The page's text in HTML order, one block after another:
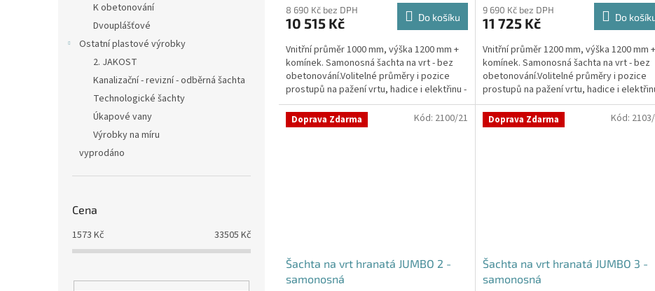
K obetonování
Dvouplášťové
Ostatní plastové výrobky
2. JAKOST
Kanalizační - revizní - odběrná šachta
Technologické šachty
Úkapové vany
Výrobky na míru
vyprodáno
Cena
1573 Kč 33505 Kč
produktu
je
z
5
hvězdiček.
8 690 Kč bez DPH
10 515 Kč Do košíku
Vnitřní průměr 1000 mm, výška 1200 mm +
komínek. Samonosná šachta na vrt - bez
obetonování.Volitelné průměry i pozice
prostupů na pažení vrtu, hadice i elektřinu -
požadované...
produktu
je
z
5
hvězdiček.
9 690 Kč bez DPH
11 725 Kč Do
Vnitřní průměr 1200 mm, výška 1200 mm +
komínek. Samonosná šachta na vrt - bez
obetonování.Volitelné průměry i pozice
prostupů na pažení vrtu, hadice i
požadované...
Doprava Zdarma
Šachta na vrt hranatá JUMBO 2 -
samonosná
Kód: 2100/21 Doprava Zdarma
Šachta na vrt hranatá JUMBO 3 -
samonosná
Kód: